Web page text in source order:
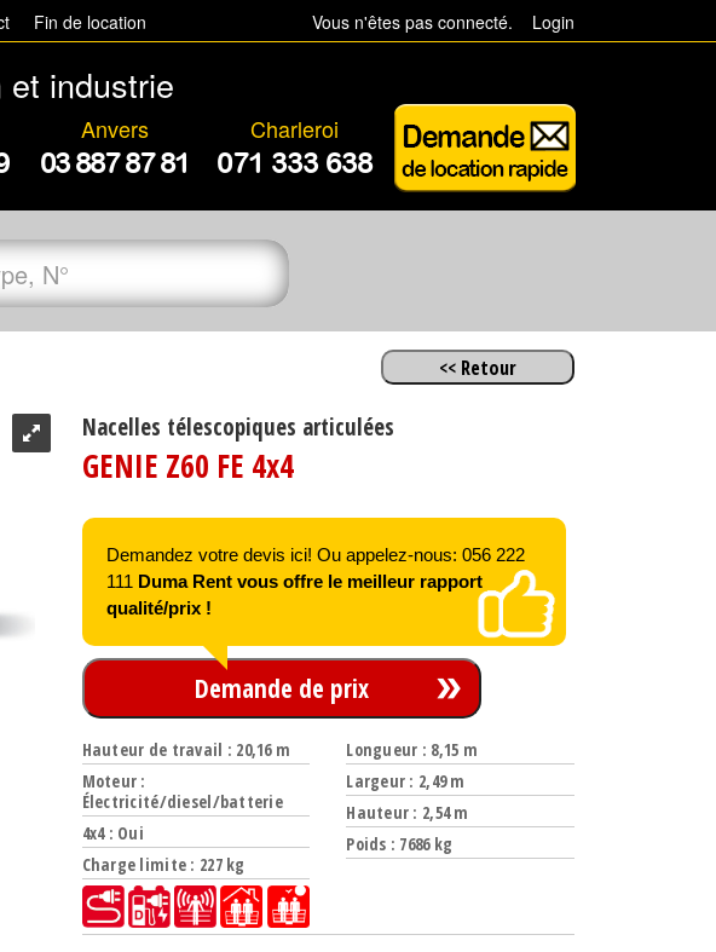
Fin de location Vous n'êtes pas connecté. Login
industrie
Anvers
03 887 87 81
Charleroi
071 333 638
Nacelles télescopiques articulées
GENIE Z60 FE 4x4
Demandez votre devis ici! Ou appelez-nous: 056 222
111 Duma Rent vous offre le meilleur rapport
qualité/prix !
Demande de prix
Hauteur de travail : 20,16 m
Moteur :
Électricité/diesel/batterie
4x4 : Oui
Charge limite : 227 kg
Longueur : 8,15 m
Largeur : 2,49 m
Hauteur : 2,54 m
Poids : 7686 kg